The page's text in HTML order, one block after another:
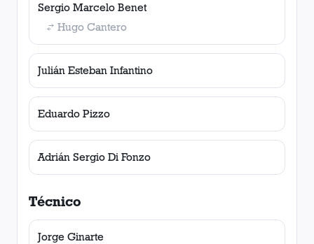
Sergio Marcelo Benet
Hugo Cantero
Julián Esteban Infantino
Eduardo Pizzo
Adrián Sergio Di Fonzo
Técnico
Jorge Ginarte